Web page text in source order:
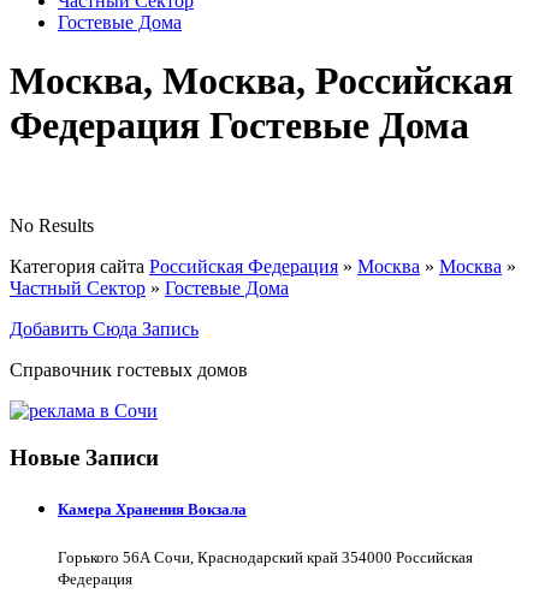
Гостевые Дома
Москва, Москва, Российская
Федерация Гостевые Дома
No Results
Категория сайта Российская Федерация » Москва » Москва »
Частный Сектор » Гостевые Дома
Добавить Сюда Запись
Справочник гостевых домов
Новые Записи
Камера Хранения Вокзала
Горького 56А Сочи, Краснодарский край 354000 Российская
Федерация